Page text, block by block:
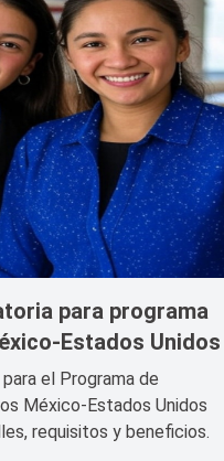
para programa
Estados Unidos
el Programa de
México-Estados Unidos
requisitos y beneficios.